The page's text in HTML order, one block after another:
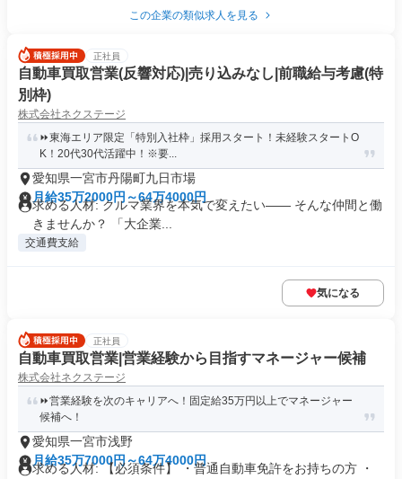
この企業の類似求人を見る
正社員
自動車買取営業(反響対応)|売り込みなし|前職給与考慮(特
別枠)
株式会社ネクステージ
⏩️東海エリア限定「特別入社枠」採用スタート！未経験スタートO
K！20代30代活躍中！※要...
愛知県一宮市丹陽町九日市場
月給35万2000円～64万4000円
求める人材: クルマ業界を本気で変えたい―― そんな仲間と働
きませんか？ 「大企業...
交通費支給
気になる
正社員
自動車買取営業|営業経験から目指すマネージャー候補
株式会社ネクステージ
⏩️営業経験を次のキャリアへ！固定給35万円以上でマネージャー
候補へ！
愛知県一宮市浅野
月給35万7000円～64万4000円
求める人材: 【必須条件】 ・普通自動車免許をお持ちの方 ・